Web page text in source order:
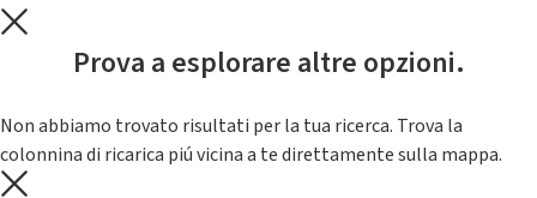
Prova a esplorare altre opzioni.
Non abbiamo trovato risultati per la tua ricerca. Trova la
colonnina di ricarica piú vicina a te direttamente sulla mappa.